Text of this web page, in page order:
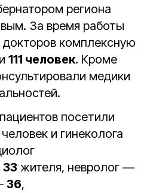
региона
За время работы
комплексную
111 человек. Кроме
медики
посетили
человек и гинеколога
33 жителя, невролог —
36,